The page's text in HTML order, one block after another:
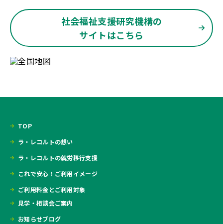
社会福祉支援研究機構の
サイトはこちら
TOP
ラ・レコルトの想い
ラ・レコルトの就労移行支援
これで安心！ご利用イメージ
ご利用料金とご利用対象
見学・相談会ご案内
お知らせブログ